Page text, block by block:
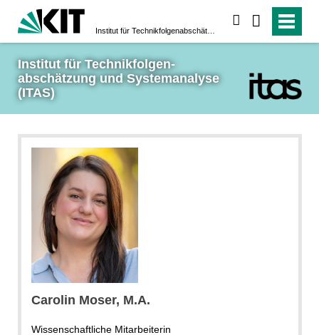
Institut für Technikfolgen­
abschätzung und System­analyse
(ITAS)
Carolin Moser, M.A.
Wissenschaftliche Mitarbeiterin